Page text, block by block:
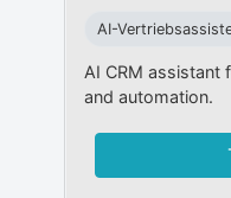
AI-
AI CRM assistant
and automation.